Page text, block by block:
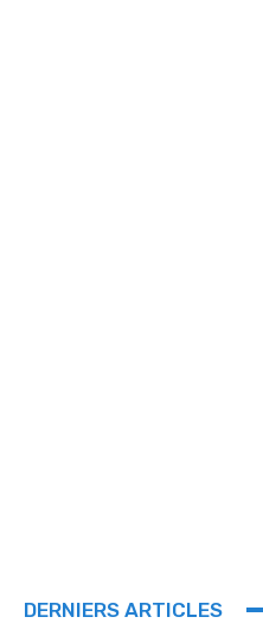
DERNIERS ARTICLES